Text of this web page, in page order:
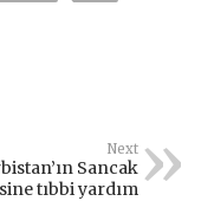
Next
Sancak
tıbbi yardım